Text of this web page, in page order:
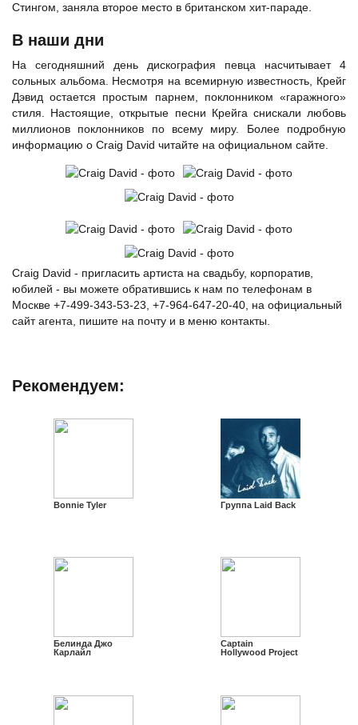
Стингом , заняла второе место в британском хит-параде.
В наши дни
На сегодняшний день дискография певца насчитывает 4
сольных альбома. Несмотря на всемирную известность, Крейг
Дэвид остается простым парнем, поклонником «гаражного»
стиля. Настоящие, открытые песни Крейга снискали любовь
миллионов поклонников по всему миру. Более подробную
информацию о Craig David читайте на официальном сайте.
Craig David - пригласить артиста на свадьбу, корпоратив,
юбилей - вы можете обратившись к нам по телефонам в
Москве +7-499-343-53-23, +7-964-647-20-40, на официальный
сайт агента, пишите на почту и в меню контакты.
Рекомендуем:
Bonnie Tyler Группа Laid Back
Белинда Джо
Карлайл
Captain
Hollywood Project